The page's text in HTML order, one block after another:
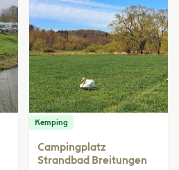
Kemping
Campingplatz
Strandbad Breitungen